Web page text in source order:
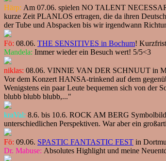
Härp: Am 07.06. spielen NO TALENT
kurze Zeit PLANLOS ertragen, die da ihren
der Tube und Abspacken bis wir irgendwann
Fö: 08.06. THE SENSITIVES in Bochum!
Mandela: Immer wieder ein Besuch wert! 5/5<3
niklas: 08.06. VINNIE VAN DER SCHNUUT in
Vor dem Konzert HANSA-trinkend auf dem
Wenigstens ein paar Leute bequemen sich von der
blubb blubb blubb,..."
kraVal: 8.6. bis 10.6. ROCK AM BERG Symbolbild
unterschiedlichen Perspektiven. War aber ein
Fö: 09.06. SPASTIC FANTASTIC FEST in
Dr. Mabuse: Absolutes Highlight und meine